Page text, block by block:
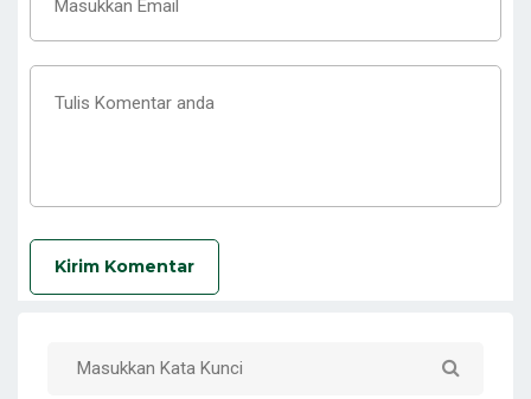
Kirim Komentar